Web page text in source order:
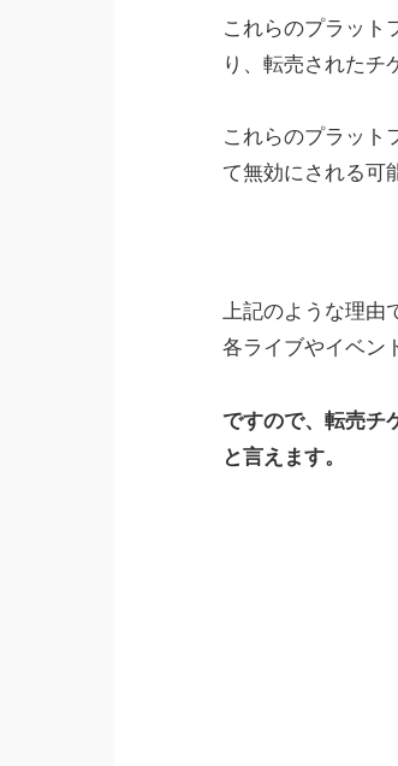
これらのプラット
り、転売されたチ
これらのプラット
て無効にされる可
上記のような理由
各ライブやイベン
ですので、転売チ
と言えます。